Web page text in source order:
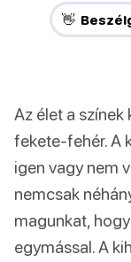
👋
Az élet a
fekete-fehér. A
igen vagy nem
nemcsak
magunkat,
egymással. A